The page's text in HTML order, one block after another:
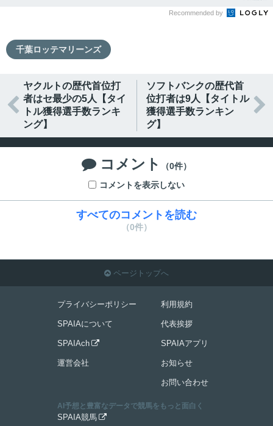
Recommended by
千葉ロッテマリーンズ

ヤクルトの歴代首位打
者はセ最少の5人【タイ
トル獲得選手数ランキ
ング】
ソフトバンクの歴代首
位打者は9人【タイトル
獲得選手数ランキン
グ】

 コメント
（0件）
コメントを表示しない
すべてのコメントを読む
（0件）
 ページトップへ
プライバシーポリシー
SPAIAについて
SPAIAch 
運営会社
利用規約
代表挨拶
SPAIAアプリ
お知らせ
お問い合わせ
AI予想と豊富なデータで競馬をもっと面白く
SPAIA競馬 